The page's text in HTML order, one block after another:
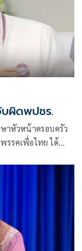
ผิดพปชร.
าหัวหน้าครอบครัว
รรคเพื่อไทย ได้